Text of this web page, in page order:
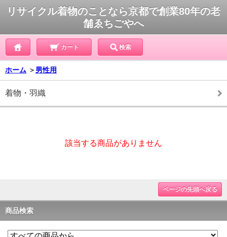
リサイクル着物のことなら京都で創業80年の老
舗ゑちごやへ
カート 検索
ホーム ＞ 男性用
着物・羽織
該当する商品がありません
ページの先頭へ戻る
商品検索